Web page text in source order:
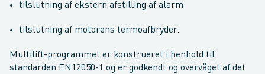
tilslutning af ekstern afstilling af alarm
tilslutning af motorens termoafbryder.
Multilift-programmet er konstrueret i henhold til
standarden EN12050-1 og er godkendt og overvåget af det